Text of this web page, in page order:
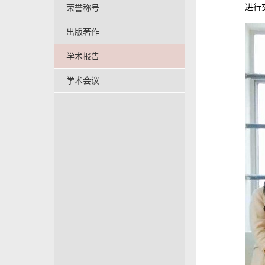
荣誉称号
出版著作
学术报告
学术会议
进行